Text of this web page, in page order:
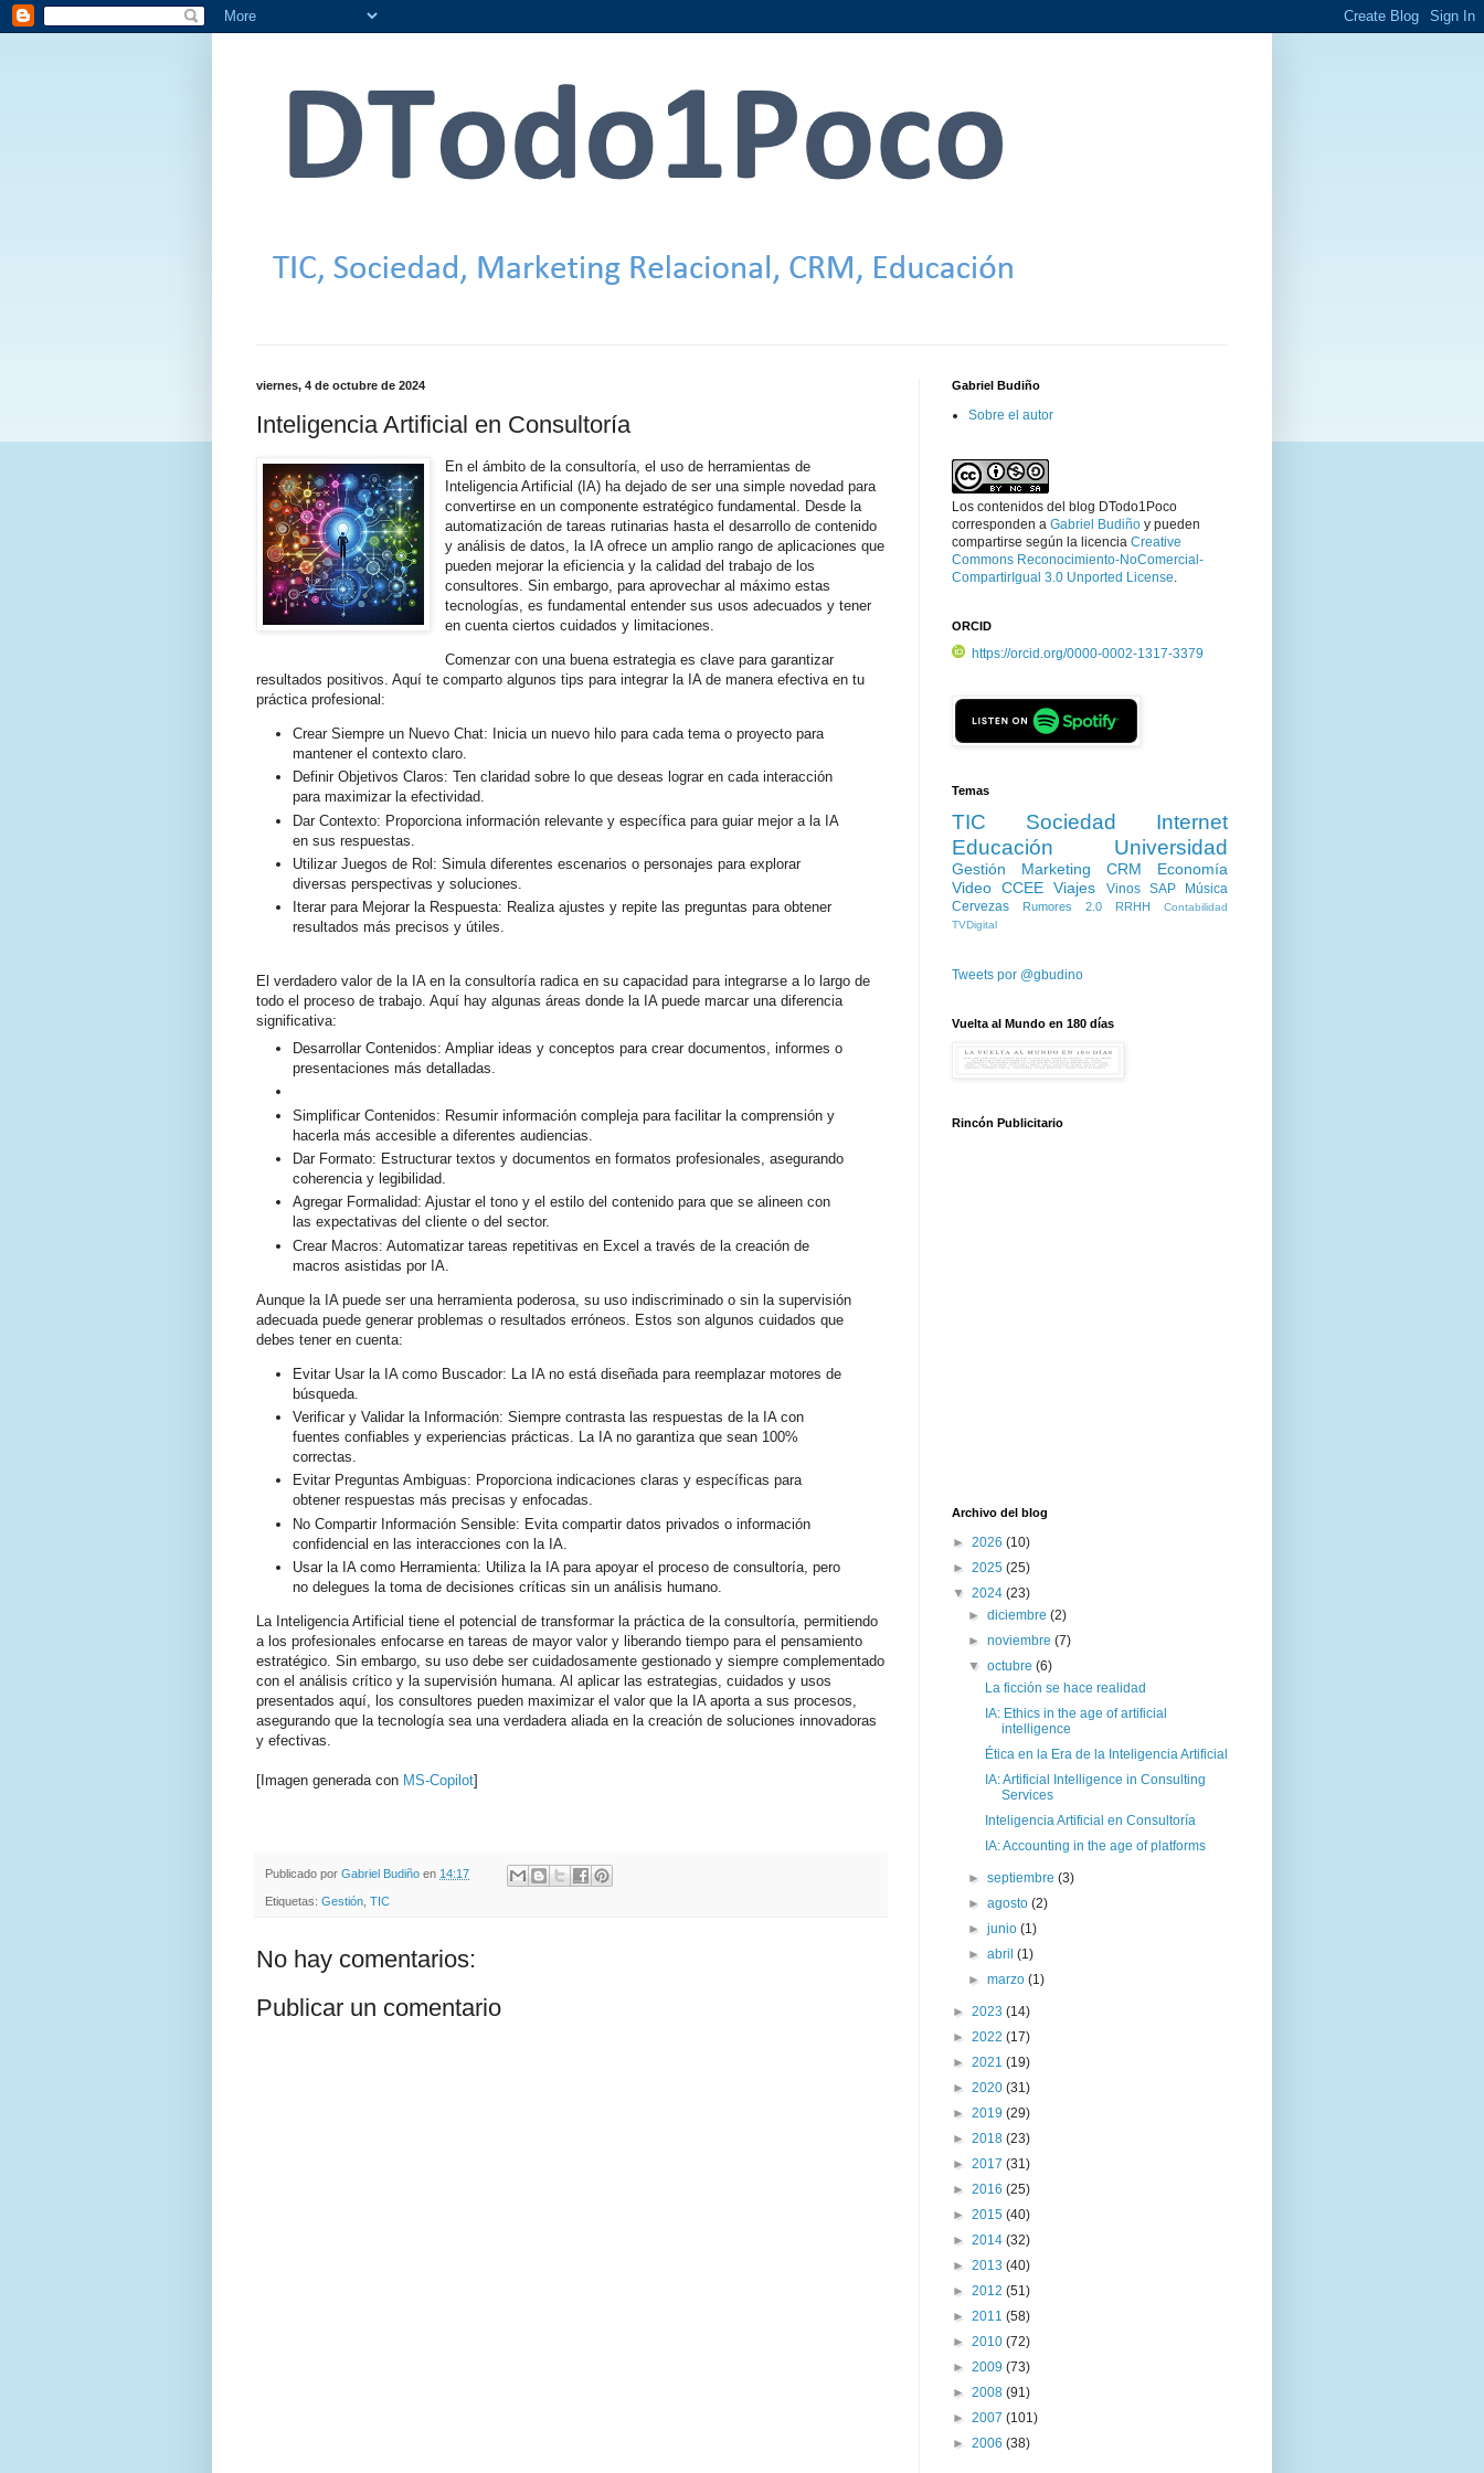
viernes, 4 de octubre de 2024
Inteligencia Artificial en Consultoría
En el ámbito de la consultoría, el uso de herramientas de
Inteligencia Artificial (IA) ha dejado de ser una simple novedad para
convertirse en un componente estratégico fundamental. Desde la
automatización de tareas rutinarias hasta el desarrollo de contenido
y análisis de datos, la IA ofrece un amplio rango de aplicaciones que
pueden mejorar la eficiencia y la calidad del trabajo de los
consultores. Sin embargo, para aprovechar al máximo estas
tecnologías, es fundamental entender sus usos adecuados y tener
en cuenta ciertos cuidados y limitaciones.
Comenzar con una buena estrategia es clave para garantizar
resultados positivos. Aquí te comparto algunos tips para integrar la IA de manera efectiva en tu
práctica profesional:
Crear Siempre un Nuevo Chat: Inicia un nuevo hilo para cada tema o proyecto para
mantener el contexto claro.
Definir Objetivos Claros: Ten claridad sobre lo que deseas lograr en cada interacción
para maximizar la efectividad.
Dar Contexto: Proporciona información relevante y específica para guiar mejor a la IA
en sus respuestas.
Utilizar Juegos de Rol: Simula diferentes escenarios o personajes para explorar
diversas perspectivas y soluciones.
Iterar para Mejorar la Respuesta: Realiza ajustes y repite las preguntas para obtener
resultados más precisos y útiles.
El verdadero valor de la IA en la consultoría radica en su capacidad para integrarse a lo largo de
todo el proceso de trabajo. Aquí hay algunas áreas donde la IA puede marcar una diferencia
significativa:
Desarrollar Contenidos: Ampliar ideas y conceptos para crear documentos, informes o
presentaciones más detalladas.
Simplificar Contenidos: Resumir información compleja para facilitar la comprensión y
hacerla más accesible a diferentes audiencias.
Dar Formato: Estructurar textos y documentos en formatos profesionales, asegurando
coherencia y legibilidad.
Agregar Formalidad: Ajustar el tono y el estilo del contenido para que se alineen con
las expectativas del cliente o del sector.
Crear Macros: Automatizar tareas repetitivas en Excel a través de la creación de
macros asistidas por IA.
Aunque la IA puede ser una herramienta poderosa, su uso indiscriminado o sin la supervisión
adecuada puede generar problemas o resultados erróneos. Estos son algunos cuidados que
debes tener en cuenta:
Evitar Usar la IA como Buscador: La IA no está diseñada para reemplazar motores de
búsqueda.
Verificar y Validar la Información: Siempre contrasta las respuestas de la IA con
fuentes confiables y experiencias prácticas. La IA no garantiza que sean 100%
correctas.
Evitar Preguntas Ambiguas: Proporciona indicaciones claras y específicas para
obtener respuestas más precisas y enfocadas.
No Compartir Información Sensible: Evita compartir datos privados o información
confidencial en las interacciones con la IA.
Usar la IA como Herramienta: Utiliza la IA para apoyar el proceso de consultoría, pero
no delegues la toma de decisiones críticas sin un análisis humano.
La Inteligencia Artificial tiene el potencial de transformar la práctica de la consultoría, permitiendo
a los profesionales enfocarse en tareas de mayor valor y liberando tiempo para el pensamiento
estratégico. Sin embargo, su uso debe ser cuidadosamente gestionado y siempre complementado
con el análisis crítico y la supervisión humana. Al aplicar las estrategias, cuidados y usos
presentados aquí, los consultores pueden maximizar el valor que la IA aporta a sus procesos,
asegurando que la tecnología sea una verdadera aliada en la creación de soluciones innovadoras
y efectivas.
[Imagen generada con MS-Copilot]
Publicado por Gabriel Budiño en 14:17
Etiquetas: Gestión TIC
No hay comentarios:
Publicar un comentario
Gabriel Budiño
Sobre el autor
Los contenidos del blog DTodo1Poco
corresponden a Gabriel Budiño y pueden
compartirse según la licencia Creative
Commons Reconocimiento-NoComercial-
CompartirIgual 3.0 Unported License.
ORCID
https://orcid.org/0000-0002-1317-3379
Temas
TIC Sociedad
Internet
Educación
Universidad
Gestión Marketing CRM
Economía
Video CCEE Viajes Vinos SAP
Música
Cervezas
Rumores 2.0 RRHH
Contabilidad
TVDigital
Tweets por @gbudino
Vuelta al Mundo en 180 días
Rincón Publicitario
Archivo del blog
► 2026 (10)
► 2025 (25)
▼ 2024 (23)
►diciembre(2)
►noviembre(7)
▼octubre(6)
La ficción se hace realidad
IA: Ethics in the age of artificial
intelligence
Ética en la Era de la Inteligencia Artificial
IA: Artificial Intelligence in Consulting
Services
Inteligencia Artificial en Consultoría
IA: Accounting in the age of platforms
►septiembre(3)
►agosto(2)
►junio(1)
►abril(1)
►marzo(1)
► 2023 (14)
► 2022 (17)
► 2021 (19)
► 2020 (31)
► 2019 (29)
► 2018 (23)
► 2017 (31)
► 2016 (25)
► 2015 (40)
► 2014 (32)
► 2013 (40)
► 2012 (51)
► 2011 (58)
► 2010 (72)
► 2009 (73)
► 2008 (91)
► 2007 (101)
► 2006 (38)